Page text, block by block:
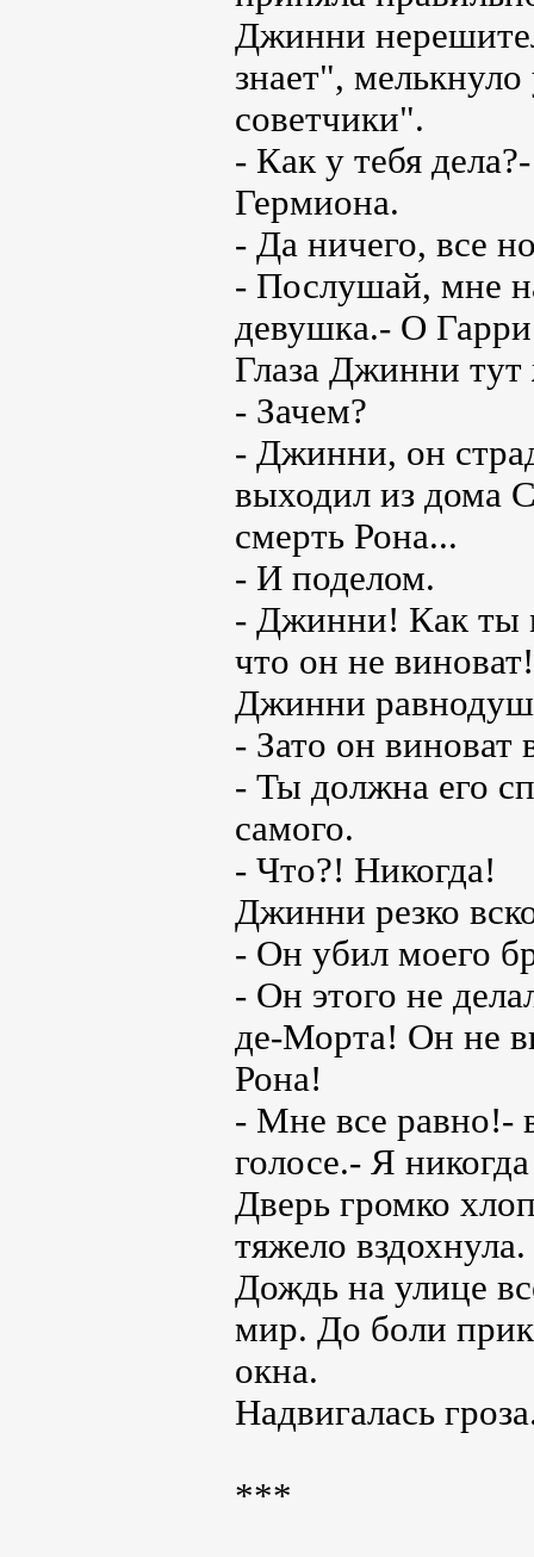
Джинни
знает",
советчики".
- Как у тебя
Гермиона.
- Да ничего, все
- Послушай, мне
девушка.- О
Глаза Джинни тут
- Зачем?
- Джинни, он
выходил из дома
смерть Рона...
- И поделом.
- Джинни! Как ты
что он не
Джинни
- Зато он виноват
- Ты должна его
самого.
- Что?! Никогда!
Джинни резко
- Он убил моего
- Он этого не
де-Морта! Он не
Рона!
- Мне все равно!-
голосе.- Я
Дверь громко
тяжело вздохнула.
Дождь на улице
мир. До боли
окна.
Надвигалась
***